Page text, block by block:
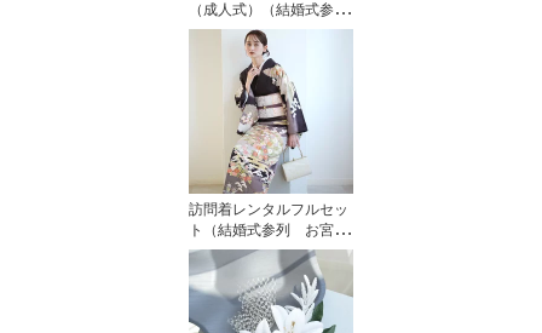
（成人式）（結婚式参
列 未婚）
訪問着レンタルフルセッ
ト（結婚式参列 お宮参
り）